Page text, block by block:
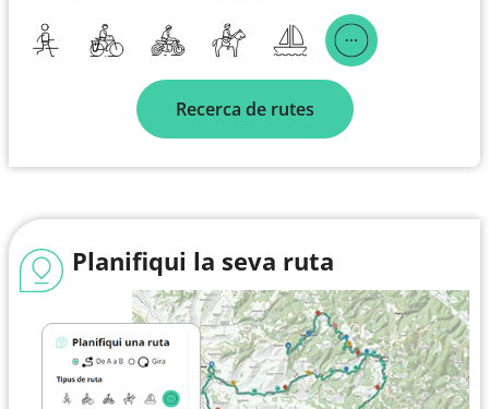
Recerca de rutes
Planifiqui la seva ruta